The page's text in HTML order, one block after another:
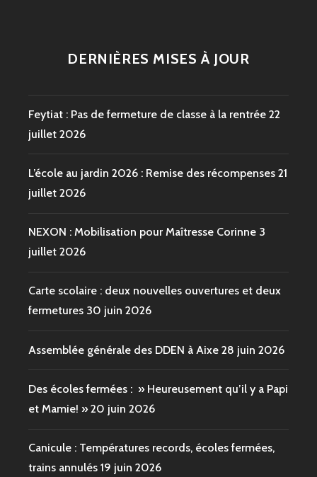
DERNIÈRES MISES À JOUR
Feytiat : Pas de fermeture de classe à la rentrée 22
juillet 2026
L’école au jardin 2026 : Remise des récompenses 21
juillet 2026
NEXON : Mobilisation pour Maîtresse Corinne 3
juillet 2026
Carte scolaire : deux nouvelles ouvertures et deux
fermetures 30 juin 2026
Assemblée générale des DDEN à Aixe 28 juin 2026
Des écoles fermées : » Heureusement qu’il y a Papi
et Mamie! » 20 juin 2026
Canicule : Températures records, écoles fermées,
trains annulés 19 juin 2026